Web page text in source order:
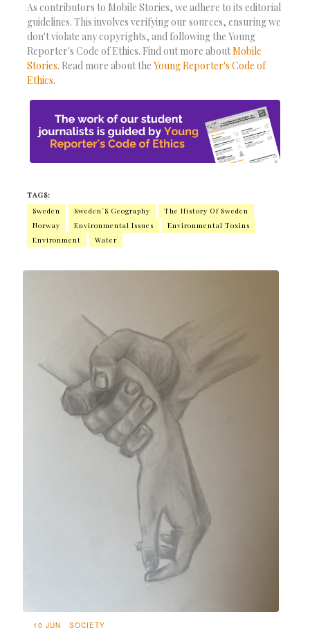
As contributors to Mobile Stories, we adhere to its editorial
guidelines. This involves verifying our sources, ensuring we
don't violate any copyrights, and following the Young
Reporter's Code of Ethics. Find out more aboutMobile
Stories. Read more about the Young Reporter's Code of
Ethics.
TAGS:
Sweden
Sweden´s Geography
The History Of Sweden
Norway
Environmental Issues
Environmental Toxins
Environment
Water
10 JUN SOCIETY